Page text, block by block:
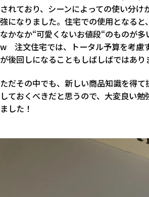
されており、シーンによっての使い分け
強になりました。住宅での使用となると
なかなか“可愛くないお値段“のものが多
w 注文住宅では、トータル予算を考慮
が後回しになることもしばしばではあり
ただその中でも、新しい商品知識を得て
しておくべきだと思うので、大変良い勉
ました！